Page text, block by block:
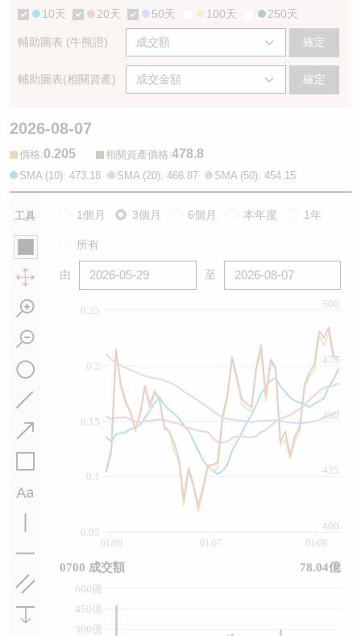
10天 20天 50天 100天 250天
輔助圖表 (牛熊證) 確定
輔助圖表(相關資產) 確定
2026-08-07
價格:0.205 相關資產價格:478.8
SMA (10): 473.18 SMA (20): 466.87 SMA (50): 454.15
工具 1個月 3個月 6個月 本年度 1年
所有
由 至
0.05
0.1
0.15
0.2
0.25
400
425
450
475
500
300億
450億
600億
01/06 01/07 01/08
0700 成交額 78.04億